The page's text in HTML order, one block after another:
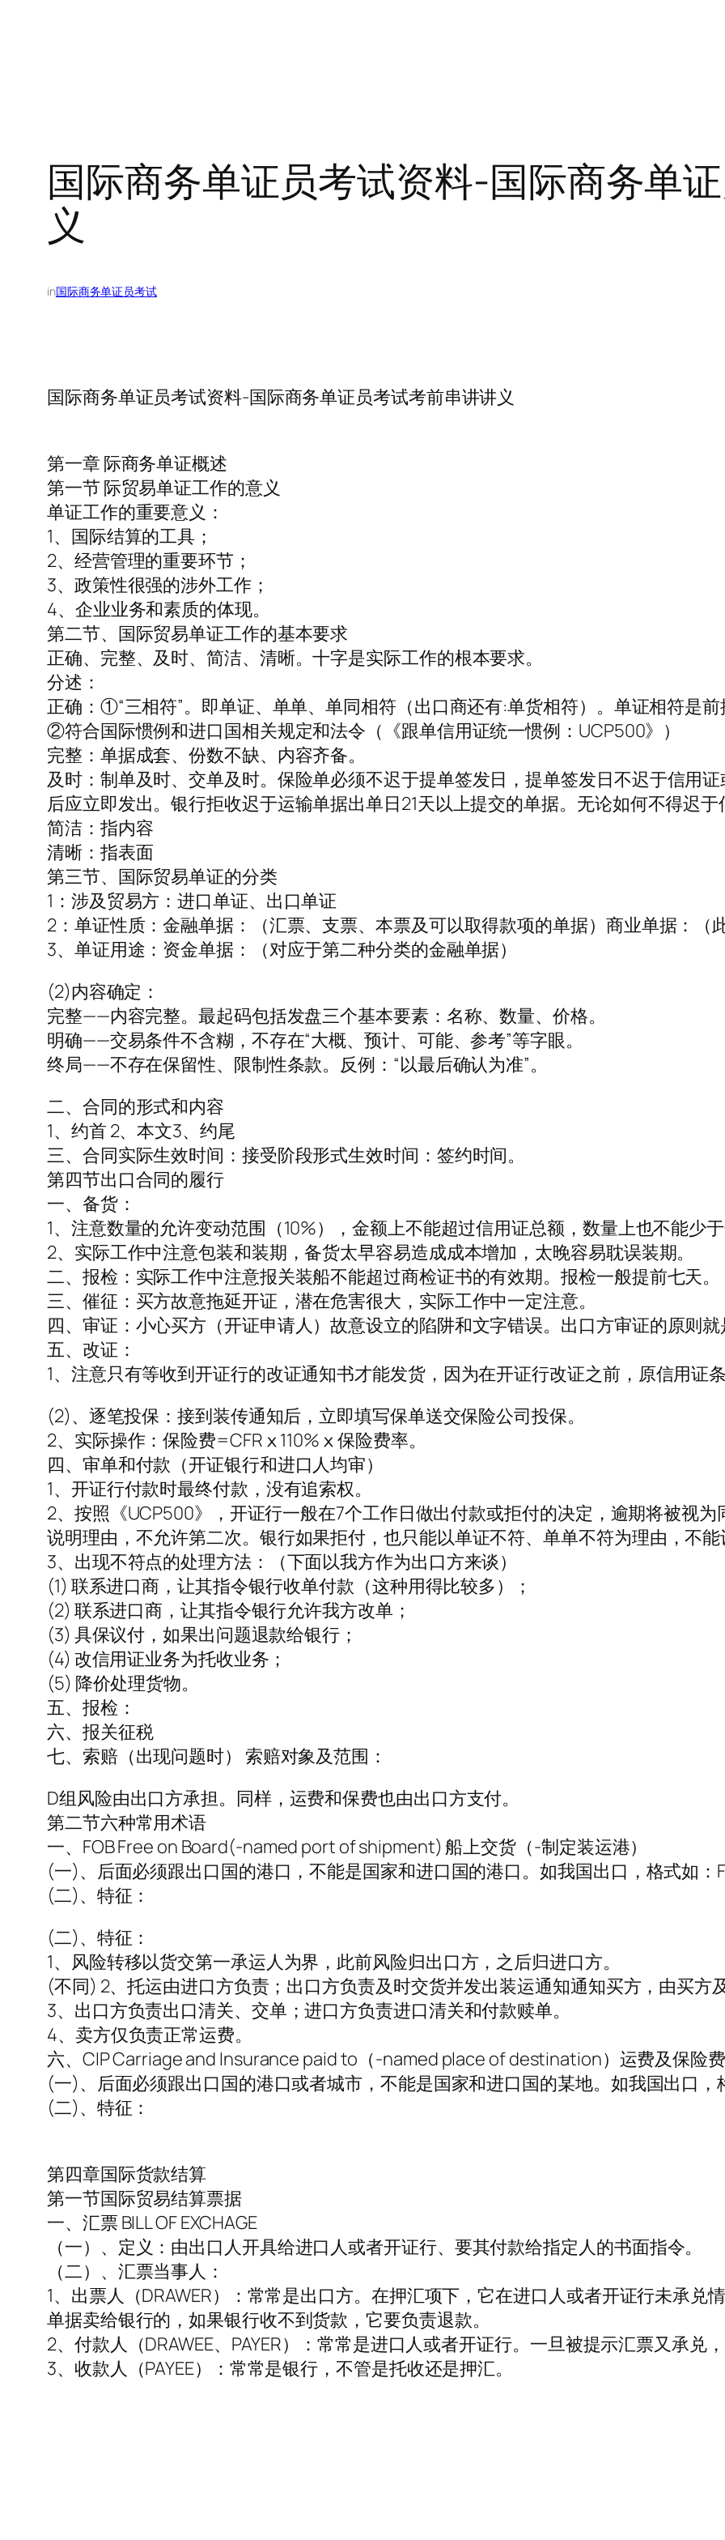
国际商务单证员考试资料-国际商务单
义
in国际商务单证员考试
国际商务单证员考试资料-国际商务单证员考试考前串讲讲义
第一章 际商务单证概述
第一节 际贸易单证工作的意义
单证工作的重要意义：
1、国际结算的工具；
2、经营管理的重要环节；
3、政策性很强的涉外工作；
4、企业业务和素质的体现。
第二节、国际贸易单证工作的基本要求
正确、完整、及时、简洁、清晰。十字是实际工作的根本要求。
分述：
正确：①“三相符”。即单证、单单、单同相符（出口商还有:单货相符）。单证相符是
②符合国际惯例和进口国相关规定和法令（《跟单信用证统一惯例：UCP500》）
完整：单据成套、份数不缺、内容齐备。
及时：制单及时、交单及时。保险单必须不迟于提单签发日，提单签发日不迟于信用
后应立即发出。银行拒收迟于运输单据出单日21天以上提交的单据。无论如何不得迟
简洁：指内容
清晰：指表面
第三节、国际贸易单证的分类
1：涉及贸易方：进口单证、出口单证
2：单证性质：金融单据：（汇票、支票、本票及可以取得款项的单据）商业单据：（
3、单证用途：资金单据：（对应于第二种分类的金融单据）
(2)内容确定：
完整——内容完整。最起码包括发盘三个基本要素：名称、数量、价格。
明确——交易条件不含糊，不存在“大概、预计、可能、参考”等字眼。
终局——不存在保留性、限制性条款。反例：“以最后确认为准”。
二、合同的形式和内容
1、约首 2、本文3、约尾
三、合同实际生效时间：接受阶段形式生效时间：签约时间。
第四节出口合同的履行
一、备货：
1、注意数量的允许变动范围（10%），金额上不能超过信用证总额，数量上也不能少
2、实际工作中注意包装和装期，备货太早容易造成成本增加，太晚容易耽误装期。
二、报检：实际工作中注意报关装船不能超过商检证书的有效期。报检一般提前七天。
三、催征：买方故意拖延开证，潜在危害很大，实际工作中一定注意。
四、审证：小心买方（开证申请人）故意设立的陷阱和文字错误。出口方审证的原则
五、改证：
1、注意只有等收到开证行的改证通知书才能发货，因为在开证行改证之前，原信用证
(2)、逐笔投保：接到装传通知后，立即填写保单送交保险公司投保。
2、实际操作：保险费=CFRⅹ110%ⅹ保险费率。
四、审单和付款（开证银行和进口人均审）
1、开证行付款时最终付款，没有追索权。
2、按照《UCP500》，开证行一般在7个工作日做出付款或拒付的决定，逾期将被视
说明理由，不允许第二次。银行如果拒付，也只能以单证不符、单单不符为理由，不
3、出现不符点的处理方法：（下面以我方作为出口方来谈）
(1) 联系进口商，让其指令银行收单付款（这种用得比较多）；
(2) 联系进口商，让其指令银行允许我方改单；
(3) 具保议付，如果出问题退款给银行；
(4) 改信用证业务为托收业务；
(5) 降价处理货物。
五、报检：
六、报关征税
七、索赔（出现问题时） 索赔对象及范围：
D组风险由出口方承担。同样，运费和保费也由出口方支付。
第二节六种常用术语
一、FOB Free on Board(-named port of shipment) 船上交货（-制定装运港）
(一)、后面必须跟出口国的港口，不能是国家和进口国的港口。如我国出口，格式如：
(二)、特征：
(二)、特征：
1、风险转移以货交第一承运人为界，此前风险归出口方，之后归进口方。
(不同) 2、托运由进口方负责；出口方负责及时交货并发出装运通知通知买方，由买方
3、出口方负责出口清关、交单；进口方负责进口清关和付款赎单。
4、卖方仅负责正常运费。
六、CIP Carriage and Insurance paid to（-named place of destination）运费及保险
(一)、后面必须跟出口国的港口或者城市，不能是国家和进口国的某地。如我国出口，
(二)、特征：
第四章国际货款结算
第一节国际贸易结算票据
一、汇票 BILL OF EXCHAGE
（一）、定义：由出口人开具给进口人或者开证行、要其付款给指定人的书面指令。
（二）、汇票当事人：
1、出票人（DRAWER）：常常是出口方。在押汇项下，它在进口人或者开证行未承兑
单据卖给银行的，如果银行收不到货款，它要负责退款。
2、付款人（DRAWEE、PAYER）：常常是进口人或者开证行。一旦被提示汇票又承兑
3、收款人（PAYEE）：常常是银行，不管是托收还是押汇。